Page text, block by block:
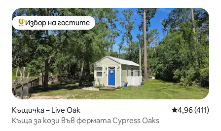
Най-популярен избор на гостите
Избор на гостите
Къщичка – Live Oak Средна
4,96 (411)
Къща за кози във фермата Cypress Oaks